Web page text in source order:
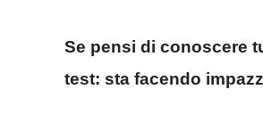
Se pensi di conoscere
test: sta facendo